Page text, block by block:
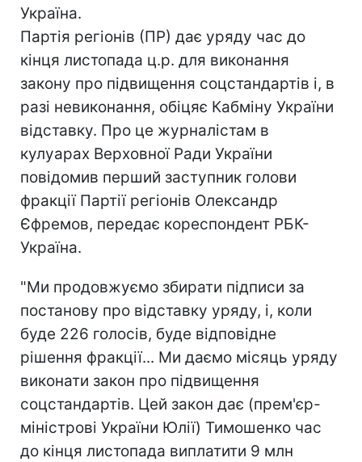
Україна.
Партія регіонів (ПР) дає уряду час до
кінця листопада ц.р. для виконання
закону про підвищення соцстандартів і, в
разі невиконання, обіцяє Кабміну України
відставку. Про це журналістам в
кулуарах Верховної Ради України
повідомив перший заступник голови
фракції Партії регіонів Олександр
Єфремов, передає кореспондент РБК-
Україна.
"Ми продовжуємо збирати підписи за
постанову про відставку уряду, і, коли
буде 226 голосів, буде відповідне
рішення фракції... Ми даємо місяць уряду
виконати закон про підвищення
соцстандартів. Цей закон дає (прем'єр-
міністрові України Юлії) Тимошенко час
до кінця листопада виплатити 9 млн